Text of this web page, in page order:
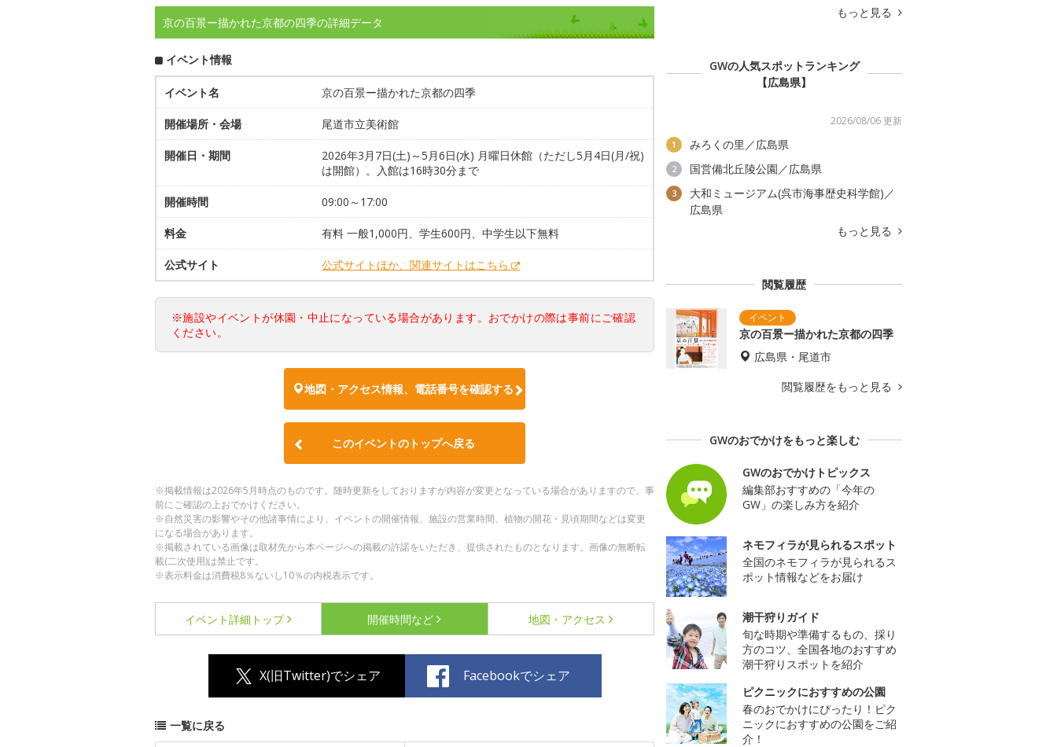
京の百景ー描かれた京都の四季の詳細データ
イベント情報
イベント名 京の百景ー描かれた京都の四季
開催場所・会場 尾道市立美術館
開催日・期間
2026年3月7日(土)～5月6日(水) 月曜日休館（ただし5月4日(月/祝)
は開館）。入館は16時30分まで
開催時間 09:00～17:00
料金 有料 一般1,000円、学生600円、中学生以下無料
公式サイト 公式サイトほか、関連サイトはこちら
※施設やイベントが休園・中止になっている場合があります。おでかけの際は事前にご確認
ください。
地図・アクセス情報、電話番号を確認する
このイベントのトップへ戻る
※掲載情報は2026年5月時点のものです。随時更新をしておりますが内容が変更となっている場合がありますので、事
前にご確認の上おでかけください。
※自然災害の影響やその他諸事情により、イベントの開催情報、施設の営業時間、植物の開花・見頃期間などは変更
になる場合があります。
※掲載されている画像は取材先から本ページへの掲載の許諾をいただき、提供されたものとなります。画像の無断転
載(二次使用)は禁止です。
※表示料金は消費税8％ないし10％の内税表示です。
イベント詳細 トップ 開催時間など 地図・アクセス
X(旧Twitter)でシェア Facebookでシェア
一覧に戻る
もっと見る
GWの人気スポットランキング
【広島県】
2026/08/06 更新
1 みろくの里／広島県
2 国営備北丘陵公園／広島県
3
大和ミュージアム(呉市海事歴史科学館)／
広島県
もっと見る
閲覧履歴
京の百景ー描かれた京都の四季
広島県・尾道市
閲覧履歴をもっと見る
GWのおでかけをもっと楽しむ
GWのおでかけトピックス
編集部おすすめの「今年の
GW」の楽しみ方を紹介
ネモフィラが見られるスポット
全国のネモフィラが見られるス
ポット情報などをお届け
潮干狩りガイド
旬な時期や準備するもの、採り
方のコツ、全国各地のおすすめ
潮干狩りスポットを紹介
ピクニックにおすすめの公園
春のおでかけにぴったり！ピク
ニックにおすすめの公園をご紹
介！